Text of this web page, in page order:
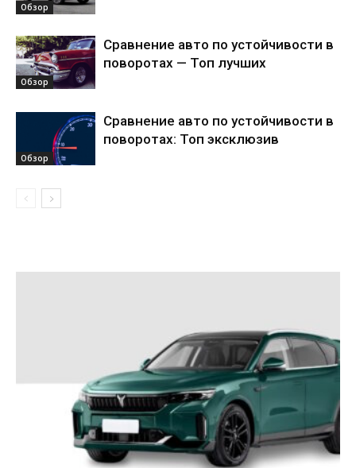
Обзор
Обзор
Сравнение авто по устойчивости в
поворотах — Топ лучших
Обзор
Сравнение авто по устойчивости в
поворотах: Топ эксклюзив